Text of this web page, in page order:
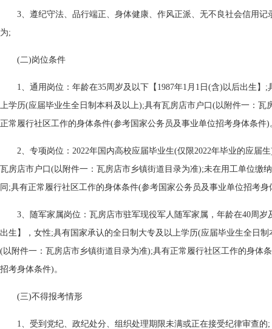
3、遵纪守法、品行端正、身体健康、作风正派、无不良社会信用
为;
(二)岗位条件
1、通用岗位：年龄在35周岁及以下【1987年1月1日(含)以后出生】
上学历(应届毕业生全日制本科及以上);具有瓦房店市户口(以附件一：瓦
正常履行社区工作的身体条件(参考国家公务员及事业单位招考身体条件)
2、专项岗位：2022年国内高校应届毕业生(仅限2022年毕业的应届
瓦房店市户口(以附件一：瓦房店市乡镇街道目录为准);未在用工单位缴
同;具有正常履行社区工作的身体条件(参考国家公务员及事业单位招考身
3、随军家属岗位：瓦房店市驻军现役军人随军家属，年龄在40周岁
出生】，女性;具有国家承认的全日制大专及以上学历(应届毕业生全日
(以附件一：瓦房店市乡镇街道目录为准);具有正常履行社区工作的身体
招考身体条件)。
(三)不得报考情形
1、受到党纪、政纪处分、组织处理期限未满或正在接受纪律审查的;